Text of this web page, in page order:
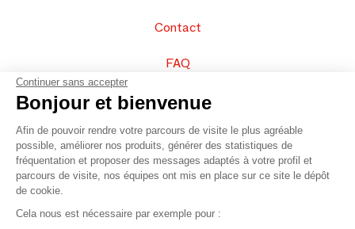
Contact
FAQ
Vendez vos produits
Plan du site
© 2016 –Organisation SAFI
Continuer sans accepter
Bonjour et bienvenue
Afin de pouvoir rendre votre parcours de visite le plus agréable
possible, améliorer nos produits, générer des statistiques de
fréquentation et proposer des messages adaptés à votre profil et
parcours de visite, nos équipes ont mis en place sur ce site le dépôt
de cookie.
Cela nous est nécessaire par exemple pour :